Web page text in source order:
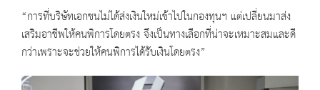
“การที่บริษัทเอกชนไม่ได้ส่งเงินใหม่เข้าไปในกองทุนฯ แต่เปลี่ยนมาส่ง
เสริมอาชีพให้คนพิการโดยตรง จึงเป็นทางเลือกที่น่าจะเหมาะสมและดี
กว่าเพราะจะช่วยให้คนพิการได้รับเงินโดยตรง”